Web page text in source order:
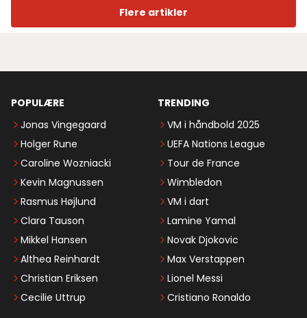
Flere artikler
POPULÆRE
Jonas Vingegaard
Holger Rune
Caroline Wozniacki
Kevin Magnussen
Rasmus Højlund
Clara Tauson
Mikkel Hansen
Althea Reinhardt
Christian Eriksen
Cecilie Uttrup
TRENDING
VM i håndbold 2025
UEFA Nations League
Tour de France
Wimbledon
VM i dart
Lamine Yamal
Novak Djokovic
Max Verstappen
Lionel Messi
Cristiano Ronaldo